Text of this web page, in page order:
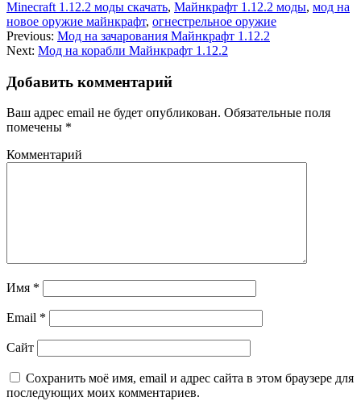
Minecraft 1.12.2 моды скачать, Майнкрафт 1.12.2 моды, мод на
новое оружие майнкрафт, огнестрельное оружие
Previous: Мод на зачарования Майнкрафт 1.12.2
Next: Мод на корабли Майнкрафт 1.12.2
Добавить комментарий
Ваш адрес email не будет опубликован. Обязательные поля
помечены *
Комментарий
Имя *
Email *
Сайт
Сохранить моё имя, email и адрес сайта в этом браузере для
последующих моих комментариев.